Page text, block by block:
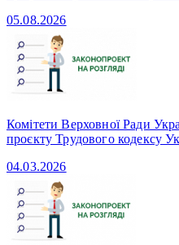
05.08.2026
Комітети Верховної Ради
проєкту Трудового кодексу
04.03.2026